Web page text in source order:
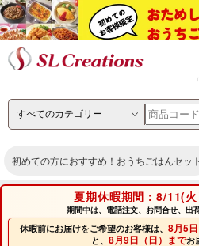
初めての方におすすめ！おうちごはんセット
夏期休暇期間：8/11(火
期間中は、電話注文、お問合せ、出
休暇前にお届けをご希望のお客様は、 8月5
と、 8月9日（日）までお